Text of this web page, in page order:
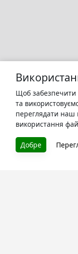
Щоб забезпечити
та
переглядати наш
використання
Добре
БУКУРУК
Літературна